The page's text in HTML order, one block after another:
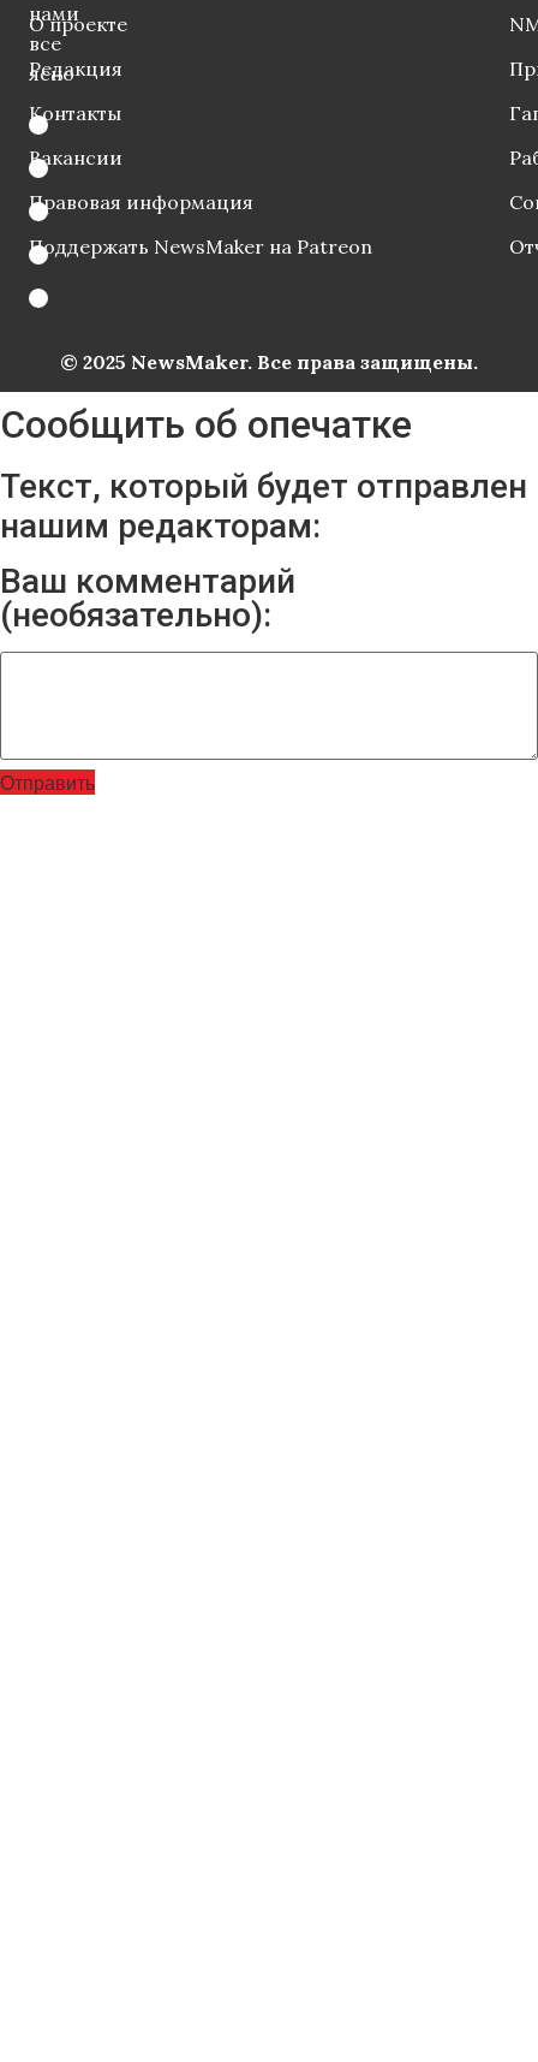
нами
все
ясно
О проекте
Редакция
Контакты
Вакансии
Правовая информация
Поддержать NewsMaker на Patreon
© 2025 NewsMaker. Все права защищены.
Сообщить об опечатке
Текст, который будет отправлен
нашим редакторам:
Ваш комментарий
(необязательно):
Отправить